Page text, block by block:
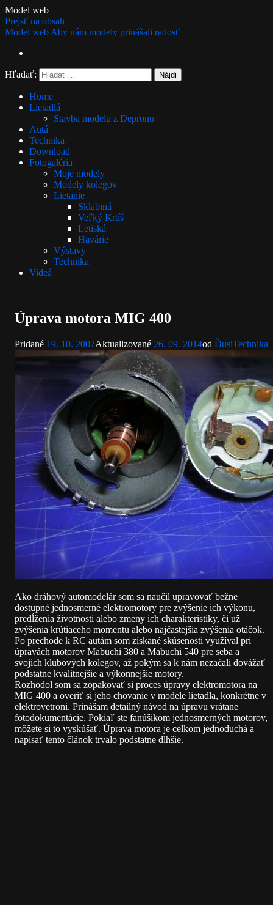
Model web
Nahrávam...
Prejsť na obsah
Model web Aby nám modely prinášali radosť
Hľadať:
Home
Lietadlá
Stavba modelu z Depronu
Autá
Technika
Download
Fotogaléria
Moje modely
Modely kolegov
Lietanie
Sklabiná
Veľký Krtíš
Letiská
Havárie
Výstavy
Technika
Videá
Úprava motora MIG 400
Pridané 19. 10. 2007Aktualizované 26. 09. 2014od ĎusiKategórie:
Technika
Ako dráhový automodelár som sa naučil upravovať bežne
dostupné jednosmerné elektromotory pre zvýšenie ich výkonu,
predĺženia životnosti alebo zmeny ich charakteristiky, či už
zvýšenia krútiaceho momentu alebo najčastejšia zvýšenia otáčok.
Po prechode k RC autám som získané skúsenosti využíval pri
úpravách motorov Mabuchi 380 a Mabuchi 540 pre seba a
svojich klubových kolegov, až pokým sa k nám nezačali dovážať
podstatne kvalitnejšie a výkonnejšie motory.
Rozhodol som sa zopakovať si proces úpravy elektromotora na
MIG 400 a overiť si jeho chovanie v modele lietadla, konkrétne v
elektrovetroni. Prinášam detailný návod na úpravu vrátane
fotodokumentácie. Pokiaľ ste fanúšikom jednosmerných motorov,
môžete si to vyskúšať. Úprava motora je celkom jednoduchá a
napísať tento článok trvalo podstatne dlhšie.